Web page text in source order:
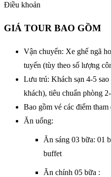
Điều khoản
GIÁ TOUR BAO GỒM
Vận chuyển: Xe ghế ngã
tuyến (tùy theo số lượng
Lưu trú: Khách sạn 4-5
khách), tiêu chuẩn phòng
Bao gồm vé các điểm
Ăn uống:
Ăn sáng 03 bữa: 01
buffet
Ăn chính 05 bữa :